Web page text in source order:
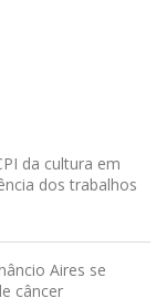
da cultura em
dos trabalhos
Aires se
câncer